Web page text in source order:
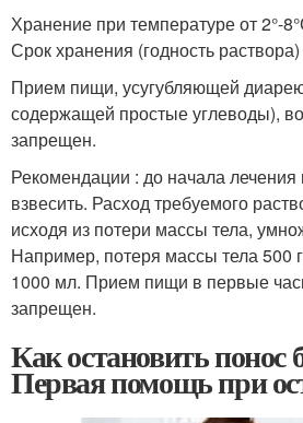
Хранение при температуре от 2°-
Срок хранения (годность
Прием пищи, усугубляющей
содержащей простые углеводы),
запрещен.
Рекомендации : до начала лечения
взвесить. Расход требуемого
исходя из потери массы тела,
Например, потеря массы тела 500
1000 мл. Прием пищи в первые
запрещен.
Как остановить понос
Первая помощь при